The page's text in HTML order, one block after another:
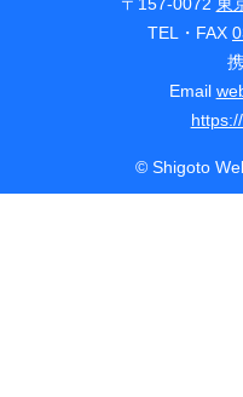
TEL・FAX
Email
© Shigoto